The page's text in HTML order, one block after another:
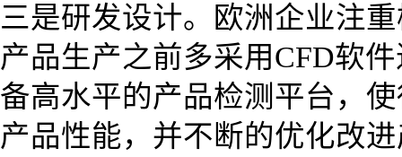
三是研发设计。欧洲企业注
产品生产之前多采用CFD软
备高水平的产品检测平台，
产品性能，并不断的优化改